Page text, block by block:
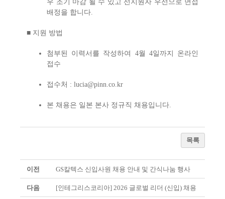
우 조기 마감 될 수 있고 선지원자 우선으로 면접
배정을 합니다.
■ 지원 방법
첨부된 이력서를 작성하여 4월 4일까지 온라인
접수
접수처 : lucia@pinn.co.kr
본 채용은 일본 본사 정규직 채용입니다.
목록
이전 GS칼텍스 신입사원 채용 안내 및 간식나눔 행사
다음 [인테그리스코리아] 2026 글로벌 리더 (신입) 채용